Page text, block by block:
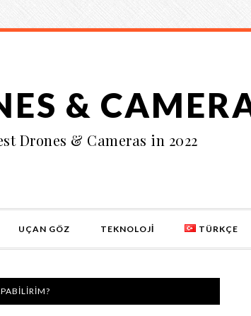
&
Drones & Cameras in 2022
UÇAN GÖZ TEKNOLOJI TÜRKÇE